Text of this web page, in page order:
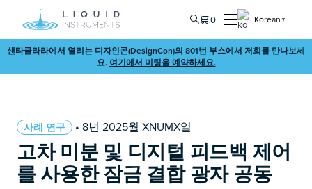
0 Korean ▼
샌타클라라에서 열리는 디자인콘(DesignCon)의 801번 부스에서 저희를 만나보세
요. 여기에서 미팅을 예약하세요.
사례 연구 • 8년 2025월 XNUMX일
고차 미분 및 디지털 피드백 제어
를 사용한 잠금 결합 광자 공동